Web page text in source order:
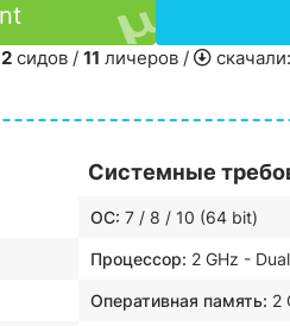
сидов / 11 личеров / скачали:
Системные
ОС: 7 / 8 / 10 (64 bit)
Процессор: 2 GHz -
Оперативная память: 2